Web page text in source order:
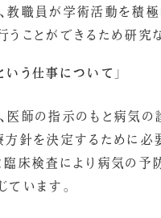
教職員が学術活動を積
うことができるため研究
いう仕事について」
医師の指示のもと病気
方針を決定するために
臨床検査により病気の予
ています。